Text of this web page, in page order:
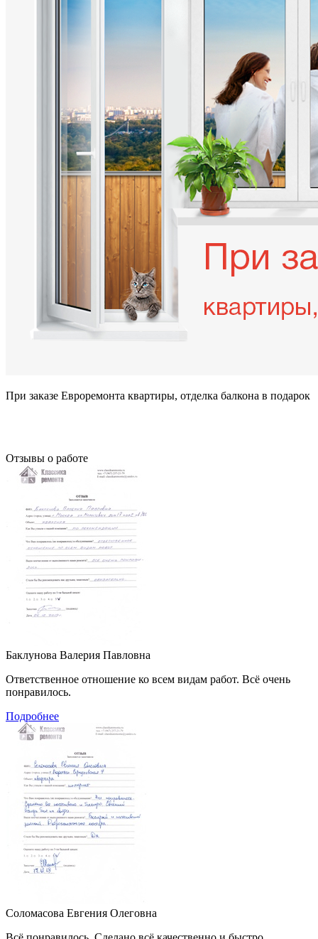
При заказе Евроремонта квартиры, отделка балкона в подарок
Отзывы о работе
Баклунова Валерия Павловна
Ответственное отношение ко всем видам работ. Всё очень
понравилось.
Подробнее
Соломасова Евгения Олеговна